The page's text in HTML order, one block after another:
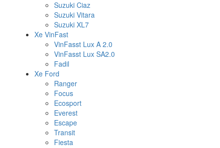
Suzuki Ciaz
Suzuki Vitara
Suzuki XL7
Xe VinFast
VinFasst Lux A 2.0
VinFasst Lux SA2.0
Fadil
Xe Ford
Ranger
Focus
Ecosport
Everest
Escape
Transit
Fiesta